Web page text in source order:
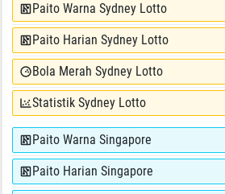
Paito Warna Sydney Lotto
Paito Harian Sydney Lotto
Bola Merah Sydney Lotto
Statistik Sydney Lotto
Paito Warna Singapore
Paito Harian Singapore